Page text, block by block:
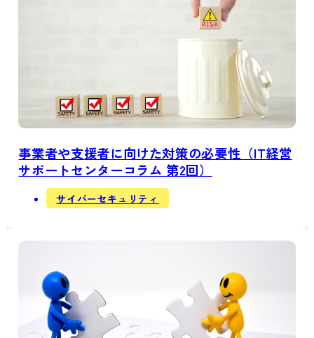
事業者や支援者に向けた対策の必要性（IT経営
サポートセンターコラム 第2回）
サイバーセキュリティ